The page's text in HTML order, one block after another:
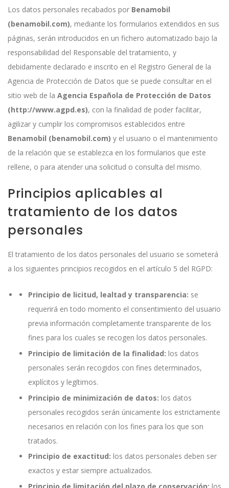
Los datos personales recabados por Benamobil
(benamobil.com), mediante los formularios extendidos en sus
páginas, serán introducidos en un fichero automatizado bajo la
responsabilidad del Responsable del tratamiento, y
debidamente declarado e inscrito en el Registro General de la
Agencia de Protección de Datos que se puede consultar en el
sitio web de la Agencia Española de Protección de Datos
(http://www.agpd.es), con la finalidad de poder facilitar,
agilizar y cumplir los compromisos establecidos entre
Benamobil (benamobil.com) y el usuario o el mantenimiento
de la relación que se establezca en los formularios que este
rellene, o para atender una solicitud o consulta del mismo.
Principios aplicables al
tratamiento de los datos
personales
El tratamiento de los datos personales del usuario se someterá
a los siguientes principios recogidos en el artículo 5 del RGPD:
Principio de licitud, lealtad y transparencia: se
requerirá en todo momento el consentimiento del usuario
previa información completamente transparente de los
fines para los cuales se recogen los datos personales.
Principio de limitación de la finalidad: los datos
personales serán recogidos con fines determinados,
explícitos y legítimos.
Principio de minimización de datos: los datos
personales recogidos serán únicamente los estrictamente
necesarios en relación con los fines para los que son
tratados.
Principio de exactitud: los datos personales deben ser
exactos y estar siempre actualizados.